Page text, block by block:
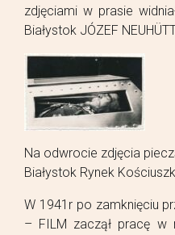
zdjęciami w prasie
Białystok JÓZEF
Na odwrocie zdjęcia
Białystok Rynek
W 1941r po zamknięciu
– FILM zaczął pracę w